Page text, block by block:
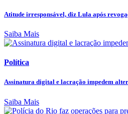
Atitude irresponsável, diz Lula após
Saiba Mais
Política
Assinatura digital e lacração impedem
Saiba Mais